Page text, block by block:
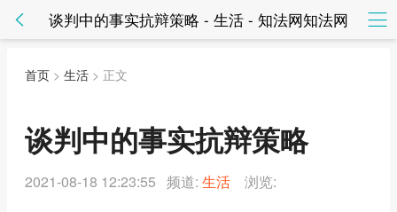
谈判中的事实抗辩策略 - 生活 - 知法网知法网
首页 > 生活 > 正文
谈判中的事实抗辩策略
2021-08-18 12:23:55 频道: 生活 浏览: